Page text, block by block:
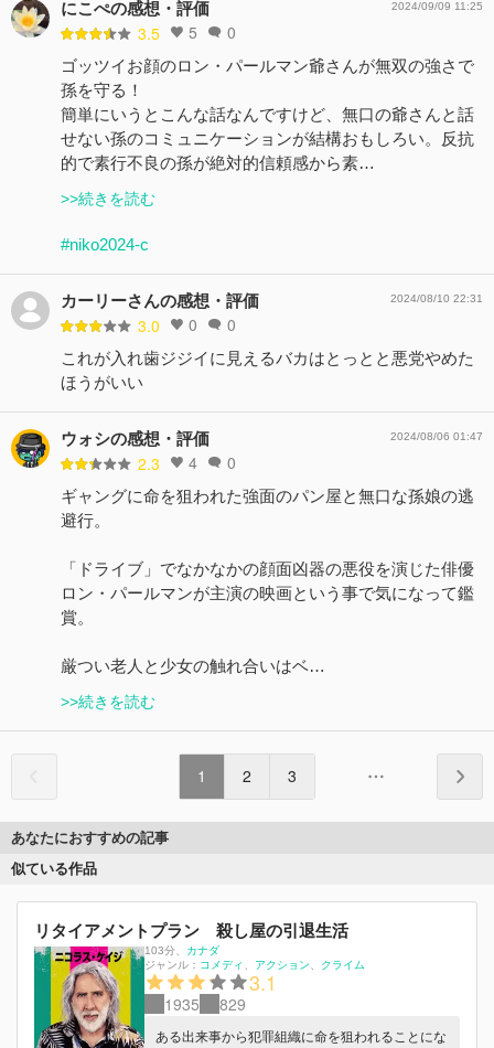
にこぺの感想・評価
3.5 5 0
2024/09/09 11:25
ゴッツイお顔のロン・パールマン爺さんが無双の強さで
孫を守る！
簡単にいうとこんな話なんですけど、無口の爺さんと話
せない孫のコミュニケーションが結構おもしろい。反抗
的で素行不良の孫が絶対的信頼感から素…
>>続きを読む
#niko2024-c
カーリーさんの感想・評価
3.0 0 0
2024/08/10 22:31
これが入れ歯ジジイに見えるバカはとっとと悪党やめた
ほうがいい
ウォシの感想・評価
2.3 4 0
2024/08/06 01:47
ギャングに命を狙われた強面のパン屋と無口な孫娘の逃
避行。
「ドライブ」でなかなかの顔面凶器の悪役を演じた俳優
ロン・パールマンが主演の映画という事で気になって鑑
賞。
厳つい老人と少女の触れ合いはベ…
>>続きを読む
1 2 3
あなたにおすすめの記事
似ている作品
リタイアメントプラン 殺し屋の引退生活
103分
カナダ
ジャンル： コメディ アクション クライム
3.1
1935 829
ある出来事から犯罪組織に命を狙われることにな